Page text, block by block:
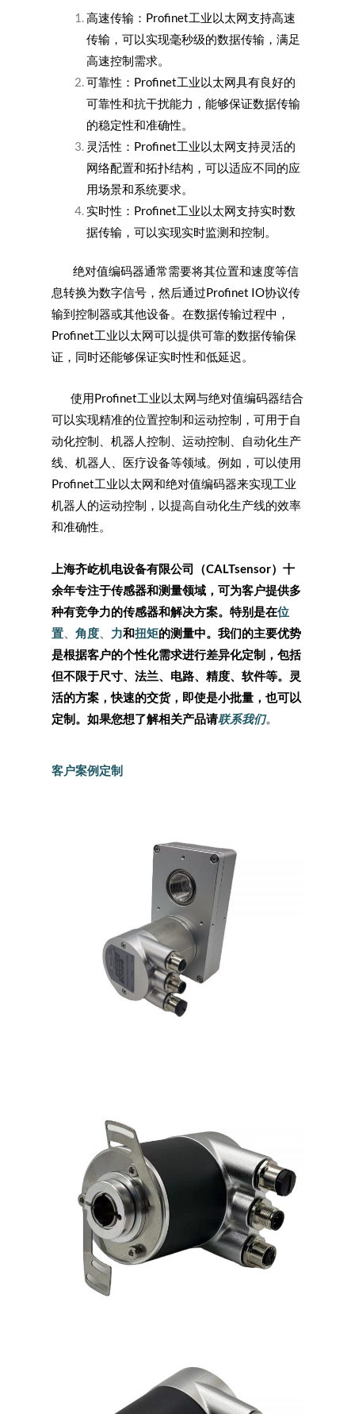
高速传输：Profinet工业以太网支持高速
传输，可以实现毫秒级的数据传输，满足
高速控制需求。
可靠性：Profinet工业以太网具有良好的
可靠性和抗干扰能力，能够保证数据传输
的稳定性和准确性。
灵活性：Profinet工业以太网支持灵活的
网络配置和拓扑结构，可以适应不同的应
用场景和系统要求。
实时性：Profinet工业以太网支持实时数
据传输，可以实现实时监测和控制。
绝对值编码器通常需要将其位置和速度等信
息转换为数字信号，然后通过Profinet IO协议传
输到控制器或其他设备。在数据传输过程中，
Profinet工业以太网可以提供可靠的数据传输保
证，同时还能够保证实时性和低延迟。
使用Profinet工业以太网与绝对值编码器结合
可以实现精准的位置控制和运动控制，可用于自
动化控制、机器人控制、运动控制、自动化生产
线、机器人、医疗设备等领域。例如，可以使用
Profinet工业以太网和绝对值编码器来实现工业
机器人的运动控制，以提高自动化生产线的效率
和准确性。
上海齐屹机电设备有限公司（CALTsensor）十
余年专注于传感器和测量领域，可为客户提供多
种有竞争力的传感器和解决方案。特别是在位
置、 角度、 力和扭矩的测量中。我们的主要优势
是根据客户的个性化需求进行差异化定制，包括
但不限于尺寸、法兰、电路、精度、软件等。灵
活的方案，快速的交货，即使是小批量，也可以
定制。如果您想了解相关产品请联系我们。
客户案例定制